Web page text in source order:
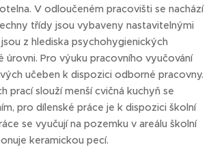
V odloučeném pracovišti se nachází
třídy jsou vybaveny nastavitelnými
z hlediska psychohygienických
úrovni. Pro výuku pracovního vyučování
učeben k dispozici odborné pracovny.
prací slouží menší cvičná kuchyň se
pro dílenské práce je k dispozici školní
se vyučují na pozemku v areálu školní
keramickou pecí.